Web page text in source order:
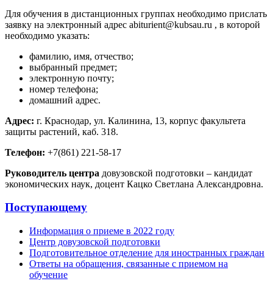
Для обучения в дистанционных группах необходимо прислать
заявку на электронный адрес abiturient@kubsau.ru , в которой
необходимо указать:
фамилию, имя, отчество;
выбранный предмет;
электронную почту;
номер телефона;
домашний адрес.
Адрес: г. Краснодар, ул. Калинина, 13, корпус факультета
защиты растений, каб. 318.
Телефон: +7(861) 221-58-17
Руководитель центра довузовской подготовки – кандидат
экономических наук, доцент Кацко Светлана Александровна.
Поступающему
Информация о приеме в 2022 году
Центр довузовской подготовки
Подготовительное отделение для иностранных граждан
Ответы на обращения, связанные с приемом на
обучение